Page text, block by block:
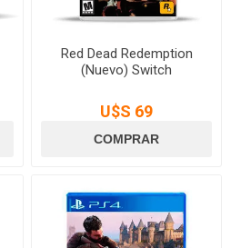
Red Dead Redemption
(Nuevo) Switch
U$S 69